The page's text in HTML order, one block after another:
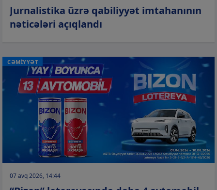
Jurnalistika üzrə qabiliyyət imtahanının
nəticələri açıqlandı
CƏMİYYƏT
07 avq 2026, 14:44